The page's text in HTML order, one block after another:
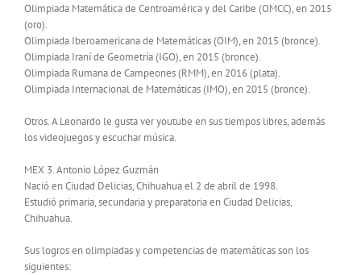
Olimpiada Matemática de Centroamérica y del Caribe (OMCC), en 2015
(oro).
Olimpiada Iberoamericana de Matemáticas (OIM), en 2015 (bronce).
Olimpiada Iraní de Geometría (IGO), en 2015 (bronce).
Olimpiada Rumana de Campeones (RMM), en 2016 (plata).
Olimpiada Internacional de Matemáticas (IMO), en 2015 (bronce).
Otros. A Leonardo le gusta ver youtube en sus tiempos libres, además
los videojuegos y escuchar música.
MEX 3. Antonio López Guzmán
Nació en Ciudad Delicias, Chihuahua el 2 de abril de 1998.
Estudió primaria, secundaria y preparatoria en Ciudad Delicias,
Chihuahua.
Sus logros en olimpiadas y competencias de matemáticas son los
siguientes: